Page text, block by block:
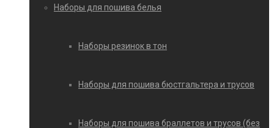
Наборы для пошива белья
Наборы резинок в тон
Наборы для пошива бюстгальтера и трусов
Наборы для пошива браллетов и трусов (без